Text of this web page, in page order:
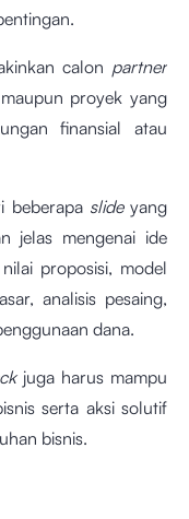
calon partner
proyek yang
finansial atau
beberapa slide yang
jelas mengenai ide
proposisi, model
analisis pesaing,
dana.
juga harus mampu
serta aksi solutif
bisnis.